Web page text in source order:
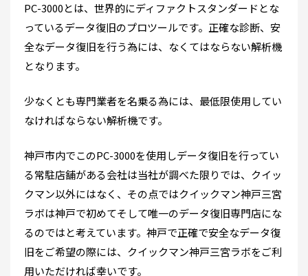
PC-3000とは、世界的にディファクトスタンダードとな
っているデータ復旧のプロツールです。正確な診断、安
全なデータ復旧を行う為には、なくてはならない解析機
となります。
少なくとも専門業者を名乗る為には、最低限使用してい
なければならない解析機です。
神戸市内でこのPC-3000を使用しデータ復旧を行ってい
る常駐店舗がある会社は当社が調べた限りでは、クイッ
クマン以外にはなく、その点ではクイックマン神戸三宮
ラボは神戸で初めてそして唯一のデータ復旧専門店にな
るのではと考えています。神戸で正確で安全なデータ復
旧をご希望の際には、クイックマン神戸三宮ラボをご利
用いただければ幸いです。